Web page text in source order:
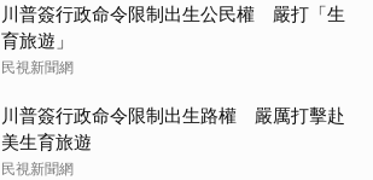
川普簽行政命令限制出生公民權 嚴打「生
育旅遊」
民視新聞網
川普簽行政命令限制出生路權 嚴厲打擊赴
美生育旅遊
民視新聞網